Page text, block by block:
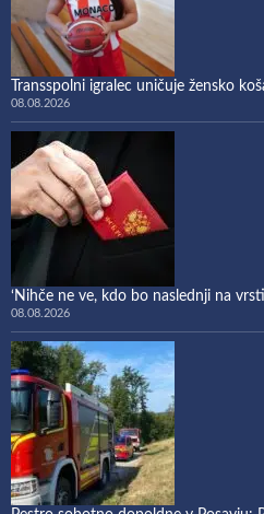
Transspolni igralec uničuje žensko
08.08.2026
‘Nihče ne ve, kdo bo naslednji na
08.08.2026